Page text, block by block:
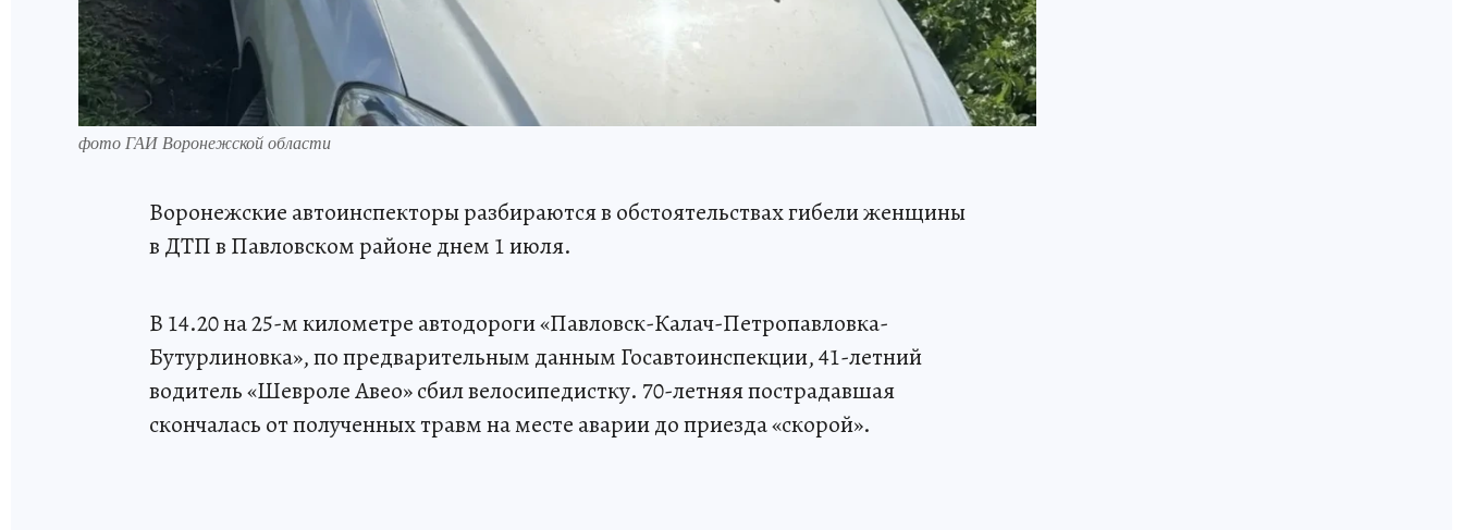
фото ГАИ Воронежской области
Воронежские автоинспекторы разбираются в обстоятельствах гибели женщины
в ДТП в Павловском районе днем 1 июля.
В 14.20 на 25-м километре автодороги «Павловск-Калач-Петропавловка-
Бутурлиновка», по предварительным данным Госавтоинспекции, 41-летний
водитель «Шевроле Авео» сбил велосипедистку. 70-летняя пострадавшая
скончалась от полученных травм на месте аварии до приезда «скорой».